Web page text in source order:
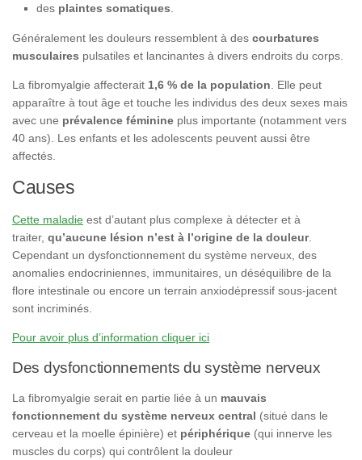
des plaintes somatiques
Généralement les douleurs ressemblent à des courbatures
musculaires pulsatiles et lancinantes à divers endroits du corps.
La fibromyalgie affecterait 1,6 % de la population . Elle peut
apparaître à tout âge et touche les individus des deux sexes mais
avec une prévalence féminine plus importante (notamment vers
40 ans). Les enfants et les adolescents peuvent aussi être
affectés.
Causes
Cette maladie est d’autant plus complexe à détecter et à
traiter, qu’aucune lésion n’est à l’origine de la douleur.
Cependant un dysfonctionnement du système nerveux, des
anomalies endocriniennes, immunitaires, un déséquilibre de la
flore intestinale ou encore un terrain anxiodépressif sous-jacent
sont incriminés.
Pour avoir plus d’information cliquer ici
Des dysfonctionnements du système nerveux
La fibromyalgie serait en partie liée à un mauvais
fonctionnement du système nerveux central (situé dans le
cerveau et la moelle épinière) et périphérique (qui innerve les
muscles du corps) qui contrôlent la douleur